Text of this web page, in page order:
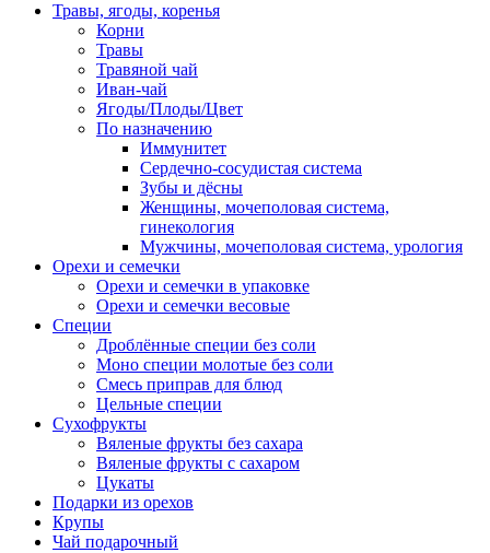
Травы, ягоды, коренья
Корни
Травы
Травяной чай
Иван-чай
Ягоды/Плоды/Цвет
По назначению
Иммунитет
Сердечно-сосудистая система
Зубы и дёсны
Женщины, мочеполовая система,
гинекология
Мужчины, мочеполовая система, урология
Орехи и семечки
Орехи и семечки в упаковке
Орехи и семечки весовые
Специи
Дроблённые специи без соли
Моно специи молотые без соли
Смесь приправ для блюд
Цельные специи
Сухофрукты
Вяленые фрукты без сахара
Вяленые фрукты с сахаром
Цукаты
Подарки из орехов
Крупы
Чай подарочный